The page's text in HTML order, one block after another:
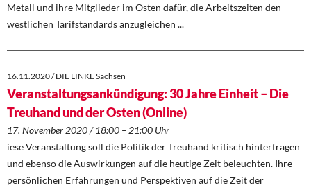
Metall und ihre Mitglieder im Osten dafür, die Arbeitszeiten den
westlichen Tarifstandards anzugleichen ...
16.11.2020 / DIE LINKE Sachsen
Veranstaltungsankündigung: 30 Jahre Einheit – Die
Treuhand und der Osten (Online)
17. November 2020 / 18:00 – 21:00 Uhr
iese Veranstaltung soll die Politik der Treuhand kritisch hinterfragen
und ebenso die Auswirkungen auf die heutige Zeit beleuchten. Ihre
persönlichen Erfahrungen und Perspektiven auf die Zeit der